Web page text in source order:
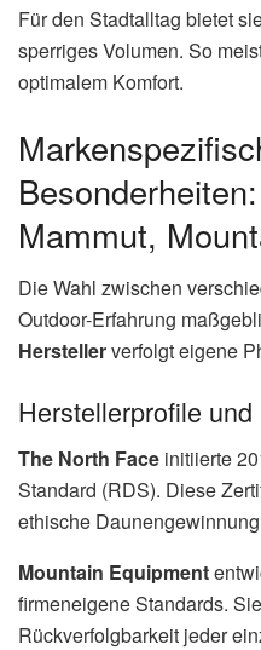
Für den Stadtalltag bietet
sperriges Volumen. So
optimalem Komfort.
Mammut,
Die Wahl zwischen
Outdoor-Erfahrung
Herstellerverfolgt eigene
Herstellerprofile
The North Face initiierte
Standard (RDS). Diese
ethische
Mountain Equipment
firmeneigene Standards.
Rückverfolgbarkeit jeder